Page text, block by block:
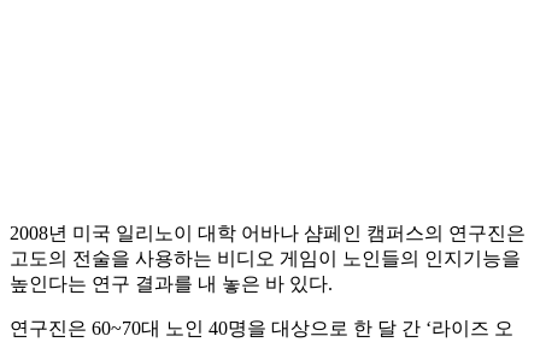
2008년 미국 일리노이 대학 어바나 샴페인 캠퍼스의 연구진은
고도의 전술을 사용하는 비디오 게임이 노인들의 인지기능을
높인다는 연구 결과를 내 놓은 바 있다.
연구진은 60~70대 노인 40명을 대상으로 한 달 간 ‘라이즈 오